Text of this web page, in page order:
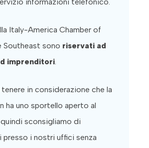
Italy-America Chamber of
Southeast sono riservati ad
imprenditori.
in considerazione che la
ha uno sportello aperto al
sconsigliamo di
presso i nostri uffici senza